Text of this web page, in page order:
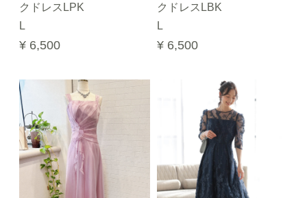
クドレスLPK
L
¥ 6,500
クドレスLBK
L
¥ 6,500